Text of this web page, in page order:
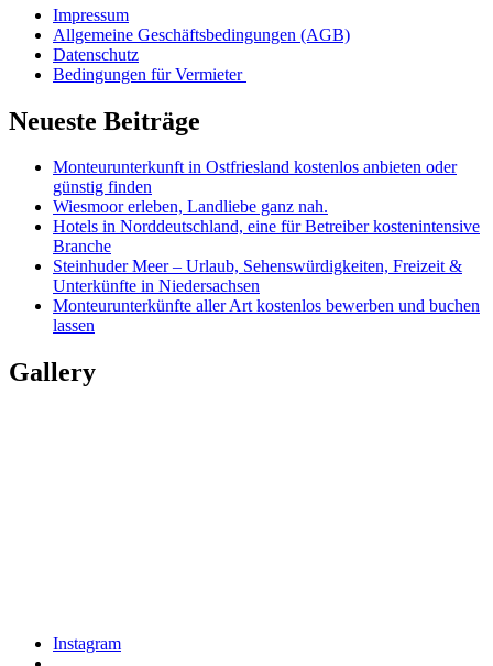
Impressum
Allgemeine Geschäftsbedingungen (AGB)
Datenschutz
Bedingungen für Vermieter
Neueste Beiträge
Monteurunterkunft in Ostfriesland kostenlos anbieten oder
günstig finden
Wiesmoor erleben, Landliebe ganz nah.
Hotels in Norddeutschland, eine für Betreiber kostenintensive
Branche
Steinhuder Meer – Urlaub, Sehenswürdigkeiten, Freizeit &
Unterkünfte in Niedersachsen
Monteurunterkünfte aller Art kostenlos bewerben und buchen
lassen
Gallery
Instagram